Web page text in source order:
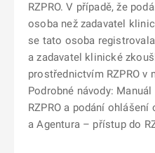
RZPRO. V případě, že
osoba než zadavatel
se tato osoba
a zadavatel klinické
prostřednictvím RZPRO v
Podrobné návody:
RZPRO a podání
a Agentura – přístup do